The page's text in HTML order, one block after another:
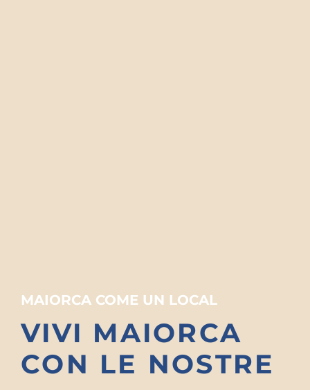
MAIORCA COME UN LOCAL
VIVI MAIORCA
CON LE NOSTRE